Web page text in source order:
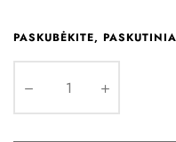
PASKUBĖKITE,